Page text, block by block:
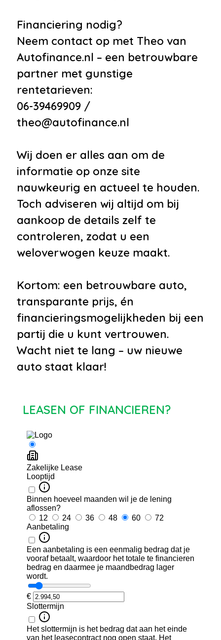
Financiering nodig?
Neem contact op met Theo van
Autofinance.nl – een betrouwbare
partner met gunstige
rentetarieven:
06-39469909 /
theo@autofinance.nl
Wij doen er alles aan om de
informatie op onze site
nauwkeurig en actueel te houden.
Toch adviseren wij altijd om bij
aankoop de details zelf te
controleren, zodat u een
weloverwogen keuze maakt.
Kortom: een betrouwbare auto,
transparante prijs, én
financieringsmogelijkheden bij een
partij die u kunt vertrouwen.
Wacht niet te lang – uw nieuwe
auto staat klaar!
LEASEN OF FINANCIEREN?